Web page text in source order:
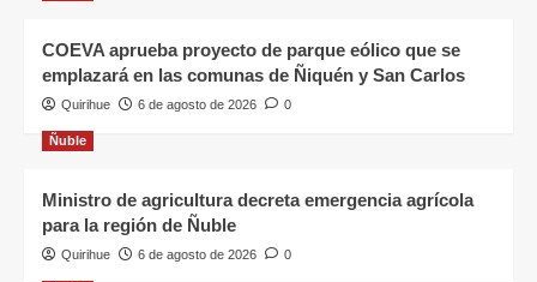
COEVA aprueba proyecto de parque eólico que se
emplazará en las comunas de Ñiquén y San Carlos
Quirihue 6 de agosto de 2026 0
Ñuble
Ministro de agricultura decreta emergencia agrícola
para la región de Ñuble
Quirihue 6 de agosto de 2026 0